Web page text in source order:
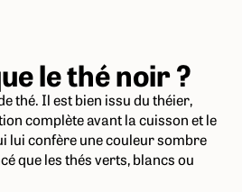
le thé noir ?
thé. Il est bien issu du théier,
complète avant la cuisson et le
lui confère une couleur sombre
que les thés verts, blancs ou